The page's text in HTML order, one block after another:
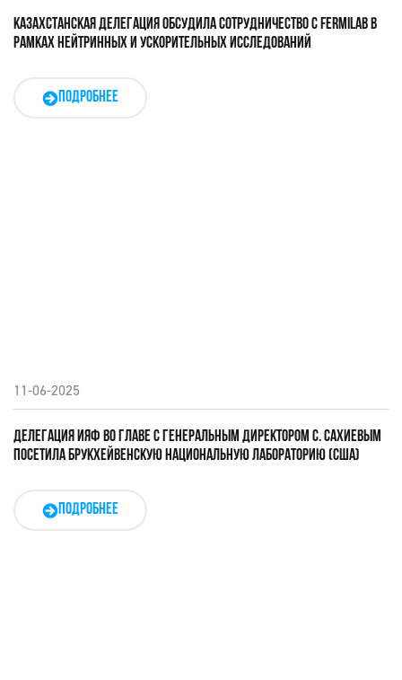
КАЗАХСТАНСКАЯ ДЕЛЕГАЦИЯ ОБСУДИЛА СОТРУДНИЧЕСТВО С FERMILAB В
РАМКАХ НЕЙТРИННЫХ И УСКОРИТЕЛЬНЫХ ИССЛЕДОВАНИЙ
ПОДРОБНЕЕ
11-06-2025
ДЕЛЕГАЦИЯ ИЯФ ВО ГЛАВЕ С ГЕНЕРАЛЬНЫМ ДИРЕКТОРОМ С. САХИЕВЫМ
ПОСЕТИЛА БРУКХЕЙВЕНСКУЮ НАЦИОНАЛЬНУЮ ЛАБОРАТОРИЮ (США)
ПОДРОБНЕЕ